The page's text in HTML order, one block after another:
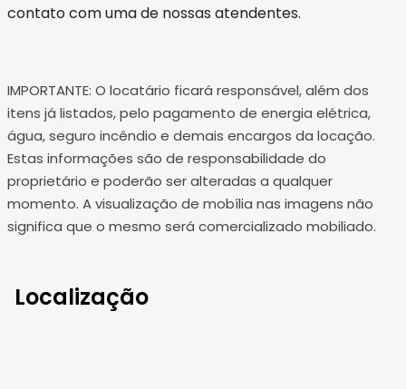
contato com uma de nossas atendentes.
IMPORTANTE: O locatário ficará responsável, além dos
itens já listados, pelo pagamento de energia elétrica,
água, seguro incêndio e demais encargos da locação.
Estas informações são de responsabilidade do
proprietário e poderão ser alteradas a qualquer
momento. A visualização de mobília nas imagens não
significa que o mesmo será comercializado mobiliado.
Localização